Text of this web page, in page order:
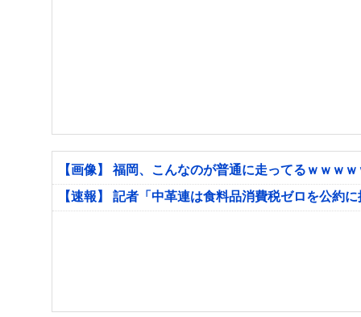
【画像】 福岡、こんなのが普通に走ってるｗｗｗ
【速報】 記者「中革連は食料品消費税ゼロを公約